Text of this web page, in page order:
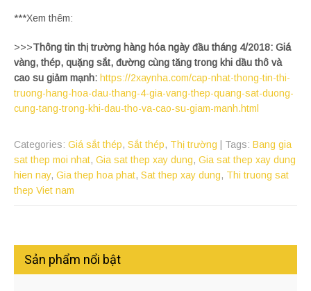
***Xem thêm:
>>>Thông tin thị trường hàng hóa ngày đầu tháng 4/2018: Giá
vàng, thép, quặng sắt, đường cùng tăng trong khi dầu thô và
cao su giảm mạnh: https://2xaynha.com/cap-nhat-thong-tin-thi-
truong-hang-hoa-dau-thang-4-gia-vang-thep-quang-sat-duong-
cung-tang-trong-khi-dau-tho-va-cao-su-giam-manh.html
Categories: Giá sắt thép, Sắt thép, Thị trường | Tags: Bang gia
sat thep moi nhat, Gia sat thep xay dung, Gia sat thep xay dung
hien nay, Gia thep hoa phat, Sat thep xay dung, Thi truong sat
thep Viet nam
Sản phẩm nổi bật